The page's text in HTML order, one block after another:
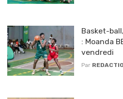
Basket-
: Moanda
vendredi
Par